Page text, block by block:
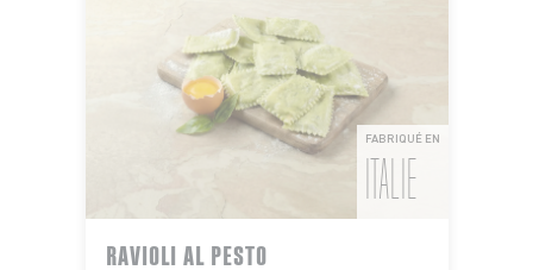
FABRIQUÉ EN
ITALIE
RAVIOLI AL PESTO